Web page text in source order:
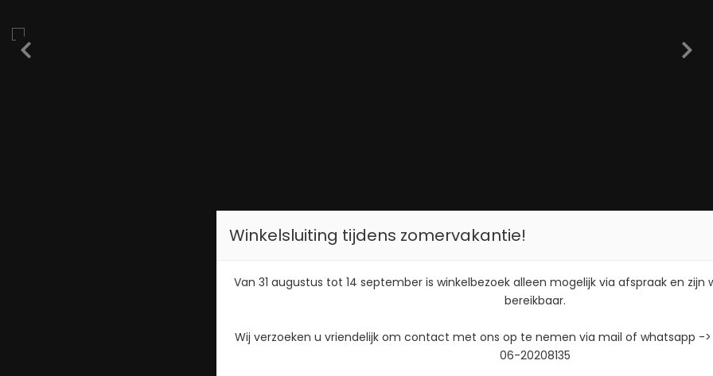
Winkelsluiting tijdens zomervakantie!
Van 31 augustus tot 14 september is winkelbezoek alleen mogelijk via afspraak en
bereikbaar.
Wij verzoeken u vriendelijk om contact met ons op te nemen via mail of whatsapp -
06-20208135